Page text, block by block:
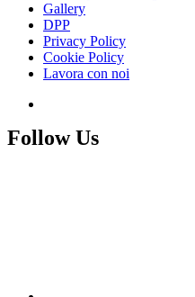
Gallery
DPP
Privacy Policy
Cookie Policy
Lavora con noi
Follow Us